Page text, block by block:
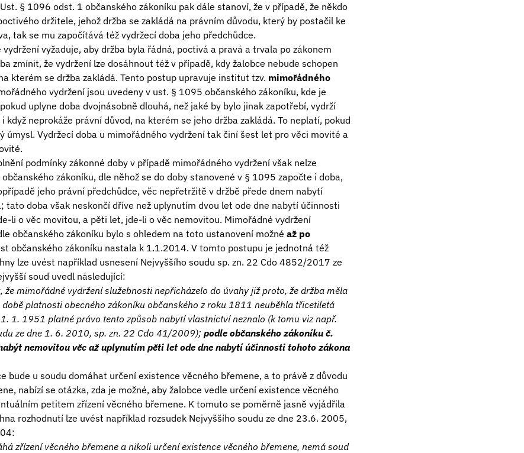
§ 1096 odst. 1 občanského zákoníku pak dále stanoví, že v případě, že někdo
držitele, jehož držba se zakládá na právním důvodu, který by postačil ke
tak se mu započítává též vydržecí doba jeho předchůdce.
vyžaduje, aby držba byla řádná, poctivá a pravá a trvala po zákonem
zmínit, že vydržení lze dosáhnout též v případě, kdy žalobce nebude schopen
kterém se držba zakládá. Tento postup upravuje institut tzv. mimořádného
vydržení jsou uvedeny v ust. § 1095 občanského zákoníku, kde je
uplyne doba dvojnásobně dlouhá, než jaké by bylo jinak zapotřebí, vydrží
když neprokáže právní důvod, na kterém se jeho držba zakládá. To neplatí, pokud
úmysl. Vydržecí doba u mimořádného vydržení tak činí šest let pro věci movité a
podmínky zákonné doby v případě mimořádného vydržení však nelze
zákoníku, dle něhož se do doby stanovené v § 1095 započte i doba,
jeho právní předchůdce, věc nepřetržitě v držbě přede dnem nabytí
tato doba však neskončí dříve než uplynutím dvou let ode dne nabytí účinnosti
li o věc movitou, a pěti let, jde-li o věc nemovitou. Mimořádné vydržení
občanského zákoníku bylo s ohledem na toto ustanovení možné až po
občanského zákoníku nastala k 1.1.2014. V tomto postupu je jednotná též
lze uvést například usnesení Nejvyššího soudu sp. zn. 22 Cdo 4852/2017 ze
soud uvedl následující:
že mimořádné vydržení služebnosti nepřicházelo do úvahy již proto, že držba měla
platnosti obecného zákoníku občanského z roku 1811 neuběhla třicetiletá
1. 1951 platné právo tento způsob nabytí vlastnictví neznalo (k tomu viz např.
ze dne 1. 6. 2010, sp. zn. 22 Cdo 41/2009); podle občanského zákoníku č.
nemovitou věc až uplynutím pěti let ode dne nabytí účinnosti tohoto zákona
bude u soudu domáhat určení existence věcného břemene, a to právě z důvodu
nabízí se otázka, zda je možné, aby žalobce vedle určení existence věcného
petitem zřízení věcného břemene. K tomuto se poměrně jasně vyjádřila
rozhodnutí lze uvést například rozsudek Nejvyššího soudu ze dne 23.6. 2005,
zřízení věcného břemene a nikoli určení existence věcného břemene, nemá soud